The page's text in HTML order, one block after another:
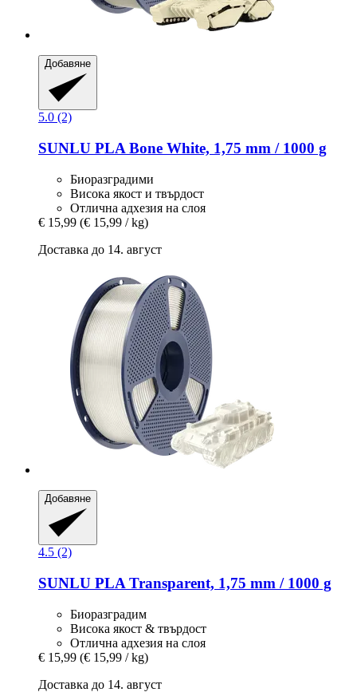
Добавяне
5.0 (2)
SUNLU PLA Bone White, 1,75 mm / 1000 g
Биоразградими
Висока якост и твърдост
Отлична адхезия на слоя
€ 15,99 (€ 15,99 / kg)
Доставка до 14. август
Добавяне
4.5 (2)
SUNLU PLA Transparent, 1,75 mm / 1000 g
Биоразградим
Висока якост & твърдост
Отлична адхезия на слоя
€ 15,99 (€ 15,99 / kg)
Доставка до 14. август